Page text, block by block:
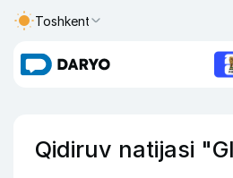
Toshkent
Qidiruv natijasi